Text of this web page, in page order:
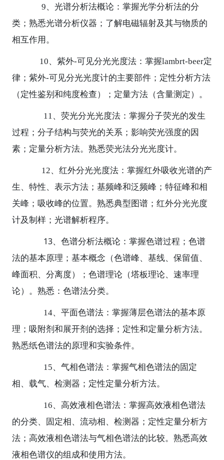
9、光谱分析法概论：掌握光学分析法的分
类；熟悉光谱分析仪器；了解电磁辐射及其与物质的
相互作用。
10、紫外-可见分光光度法：掌握lambrt-beer定
律；紫外-可见分光光度计的主要部件；定性分析方法
（定性鉴别和纯度检查）；定量方法（含量测定）。
11、荧光分光光度法：掌握分子荧光的发生
过程；分子结构与荧光的关系；影响荧光强度的因
素；定量分析方法。熟悉荧光法分光光度计。
12、红外分光光度法：掌握红外吸收光谱的产
生、特性、表示方法；基频峰和泛频峰；特征峰和相
关峰；吸收峰的位置。熟悉典型图谱；红外分光光度
计及制样；光谱解析程序。
13、色谱分析法概论：掌握色谱过程；色谱
法的基本原理；基本概念（色谱峰、基线、保留值、
峰面积、分离度）；色谱理论（塔板理论、速率理
论）。熟悉：色谱法分类。
14、平面色谱法：掌握薄层色谱法的基本原
理；吸附剂和展开剂的选择；定性和定量分析方法。
熟悉纸色谱法的原理和实验条件。
15、气相色谱法：掌握气相色谱法的固定
相、载气、检测器；定性定量分析方法。
16、高效液相色谱法：掌握高效液相色谱法
的分类、固定相、流动相、检测器；定性定量分析方
法；高效液相色谱法与气相色谱法的比较。熟悉高效
液相色谱仪的组成和使用方法。